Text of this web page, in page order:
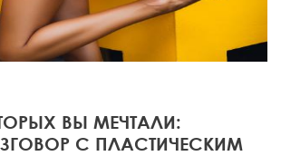
ВЫ МЕЧТАЛИ:
С ПЛАСТИЧЕСКИМ